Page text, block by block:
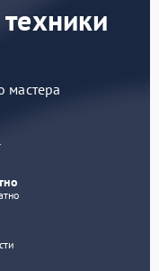
мастера